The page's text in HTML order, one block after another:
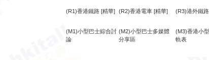
(R1)香港鐵路 [精華] (R2)香港電車 [精華] (R3)港外鐵路
(M1)小型巴士綜合討
論
(M2)小型巴士多媒體
分享區
(M3)香港小
軌表